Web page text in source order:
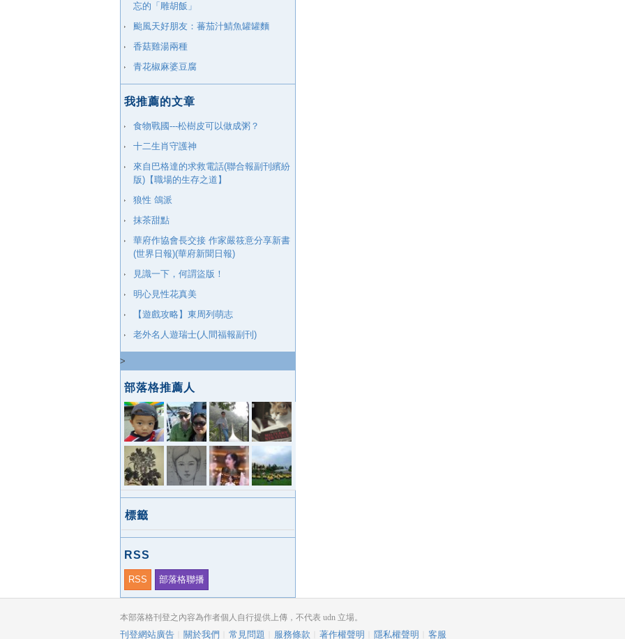
忘的「雕胡飯」
颱風天好朋友：蕃茄汁鯖魚罐罐麵
香菇雞湯兩種
青花椒麻婆豆腐
我推薦的文章
食物戰國---松樹皮可以做成粥？
十二生肖守護神
來自巴格達的求救電話(聯合報副刊繽紛
版)【職場的生存之道】
狼性 鴿派
抹茶甜點
華府作協會長交接 作家嚴筱意分享新書
(世界日報)(華府新聞日報)
見識一下，何謂盜版！
明心見性花真美
【遊戲攻略】東周列萌志
老外名人遊瑞士(人間福報副刊)
>
部落格推薦人
標籤
RSS
RSS 部落格聯播
本部落格刊登之內容為作者個人自行提供上傳，不代表 udn 立場。
刊登網站廣告 關於我們 常見問題 服務條款 著作權聲明 隱私權聲明 客服